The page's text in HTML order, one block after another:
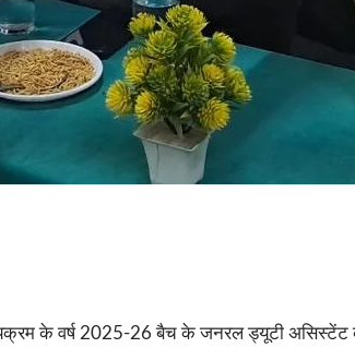
के वर्ष 2025-26 बैच के जनरल ड्यूटी असिस्टेंट